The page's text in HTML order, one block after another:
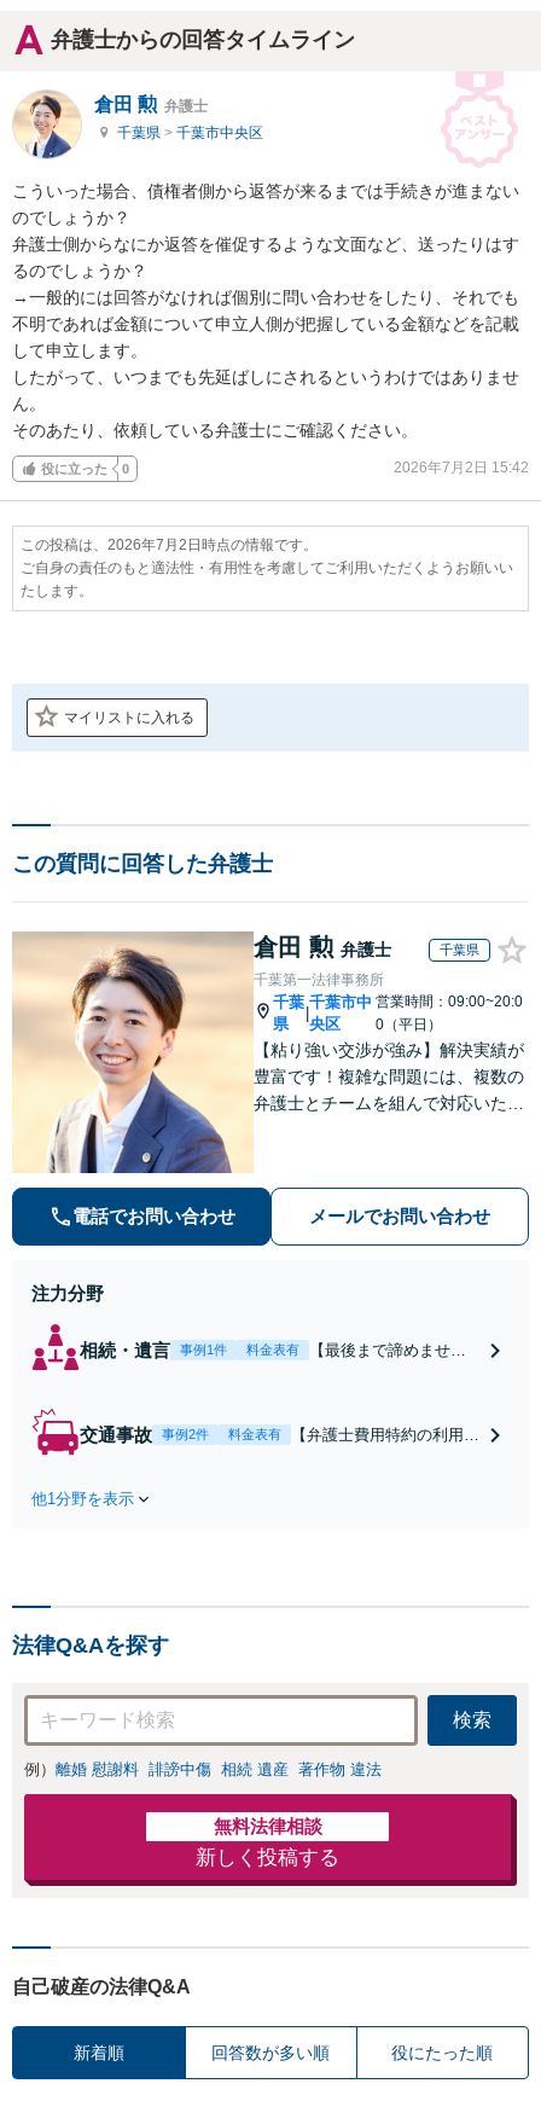
弁護士からの回答タイムライン
倉田 勲 弁護士
千葉県 > 千葉市中央区
こういった場合、債権者側から返答が来るまでは手続きが進まない
のでしょうか？
弁護士側からなにか返答を催促するような文面など、送ったりはす
るのでしょうか？
→一般的には回答がなければ個別に問い合わせをしたり、それでも
不明であれば金額について申立人側が把握している金額などを記載
して申立します。
したがって、いつまでも先延ばしにされるというわけではありませ
ん。
そのあたり、依頼している弁護士にご確認ください。
役に立った 0 2026年7月2日 15:42
この投稿は、2026年7月2日時点の情報です。
ご自身の責任のもと適法性・有用性を考慮してご利用いただくようお願いい
たします。
マイリストに入れる
この質問に回答した弁護士
倉田 勲 弁護士 千葉県
千葉第一法律事務所
千葉
県
千葉市中
央区
営業時間：09:00~20:0
0（平日）
【粘り強い交渉が強み】解決実績が
豊富です！複雑な問題には、複数の
弁護士とチームを組んで対応いたし
気軽にご相談ください。
電話でお問い合わせ メールでお問い合わせ
注力分野
相続・遺言 事例1件 料金表有
【最後まで諦めませ
合意してしまう前にご
交通事故 事例2件 料金表有
【弁護士費用特約の利用＆
は損をしてしまうかもしれ
他1分野を表示
法律Q&Aを探す
検索
例） 離婚 慰謝料 誹謗中傷 相続 遺産 著作物 違法
無料法律相談
新しく投稿する
自己破産の法律Q&A
新着順 回答数が多い順 役にたった順